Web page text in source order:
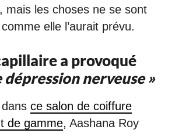
mais les choses ne se sont
elle l’aurait prévu.
a provoqué
dépression nerveuse »
ce salon de coiffure
de gamme, Aashana Roy